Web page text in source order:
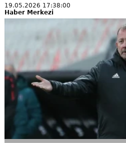
19.05.2026 17:38:00
Haber Merkezi